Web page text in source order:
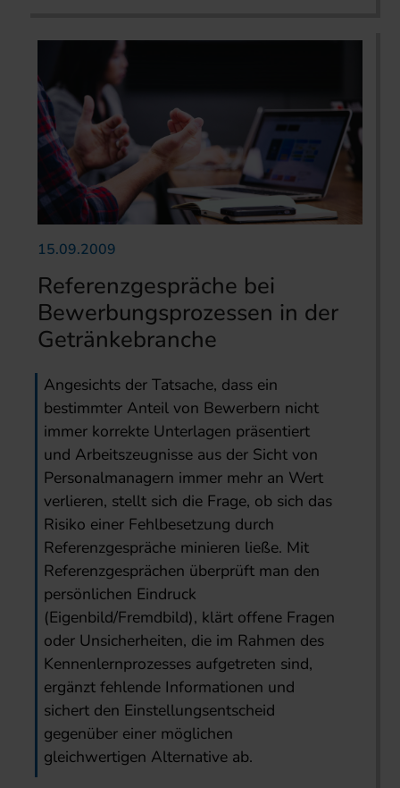
15.09.2009
Referenzgespräche bei
Bewerbungsprozessen in der
Getränkebranche
Angesichts der Tatsache, dass ein
bestimmter Anteil von Bewerbern nicht
immer korrekte Unterlagen präsentiert
und Arbeitszeugnisse aus der Sicht von
Personalmanagern immer mehr an Wert
verlieren, stellt sich die Frage, ob sich das
Risiko einer Fehlbesetzung durch
Referenzgespräche minieren ließe. Mit
Referenzgesprächen überprüft man den
persönlichen Eindruck
(Eigenbild/Fremdbild), klärt offene Fragen
oder Unsicherheiten, die im Rahmen des
Kennenlernprozesses aufgetreten sind,
ergänzt fehlende Informationen und
sichert den Einstellungsentscheid
gegenüber einer möglichen
gleichwertigen Alternative ab.